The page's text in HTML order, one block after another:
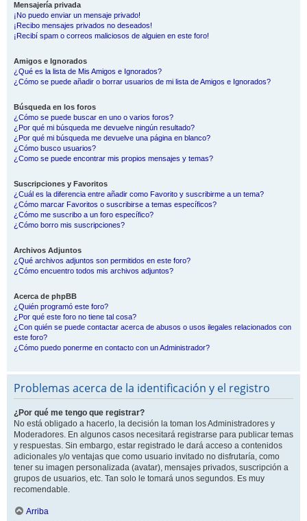
Mensajería privada
¡No puedo enviar un mensaje privado!
¡Recibo mensajes privados no deseados!
¡Recibí spam o correos maliciosos de alguien en este foro!
Amigos e Ignorados
¿Qué es la lista de Mis Amigos e Ignorados?
¿Cómo se puede añadir o borrar usuarios de mi lista de Amigos e Ignorados?
Búsqueda en los foros
¿Cómo se puede buscar en uno o varios foros?
¿Por qué mi búsqueda me devuelve ningún resultado?
¿Por qué mi búsqueda me devuelve una página en blanco?
¿Cómo busco usuarios?
¿Como se puede encontrar mis propios mensajes y temas?
Suscripciones y Favoritos
¿Cuál es la diferencia entre añadir como Favorito y suscribirme a un tema?
¿Cómo marcar Favoritos o suscribirse a temas específicos?
¿Cómo me suscribo a un foro específico?
¿Cómo borro mis suscripciones?
Archivos Adjuntos
¿Qué archivos adjuntos son permitidos en este foro?
¿Cómo encuentro todos mis archivos adjuntos?
Acerca de phpBB
¿Quién programó este foro?
¿Por qué este foro no tiene tal cosa?
¿Con quién se puede contactar acerca de abusos o usos ilegales relacionados con
este foro?
¿Cómo puedo ponerme en contacto con un Administrador?
Problemas acerca de la identificación y el registro
¿Por qué me tengo que registrar?
No está obligado a hacerlo, la decisión la toman los Administradores y
Moderadores. En algunos casos necesitará registrarse para publicar temas
y respuestas. Sin embargo, estar registrado le dará acceso a contenidos
adicionales y/o ventajas que como usuario invitado no disfrutaría, como
tener su imagen personalizada (avatar), mensajes privados, suscripción a
grupos de usuarios, etc. Tan solo le tomará unos segundos. Es muy
recomendable.
Arriba